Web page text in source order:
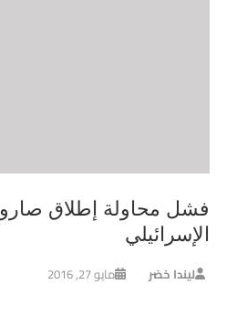
فشل محاولة إطلاق
الإسرائيلي
ليندا خضر مايو 27, 2016